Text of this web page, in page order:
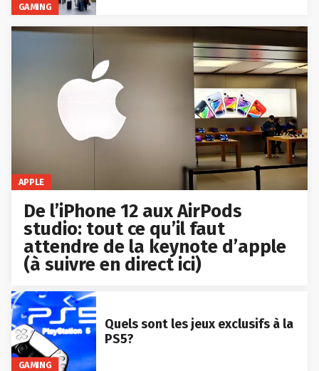
GAMING
APPLE
De l’iPhone 12 aux AirPods
studio: tout ce qu’il faut
attendre de la keynote d’apple
(à suivre en direct ici)
GAMING
Quels sont les jeux exclusifs à la
PS5?